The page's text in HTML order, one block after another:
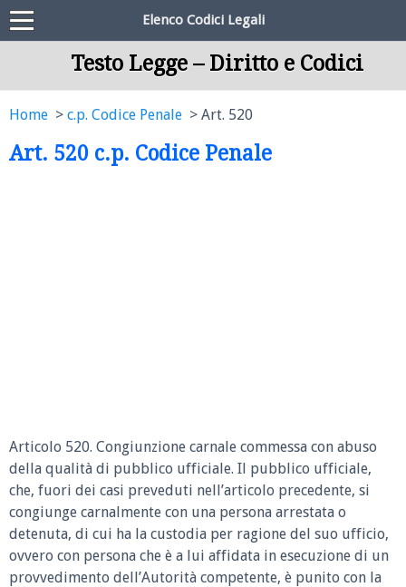
Elenco Codici Legali
Testo Legge – Diritto e Codici
Home c.p. Codice Penale Art. 520
Art. 520 c.p. Codice Penale
Articolo 520. Congiunzione carnale commessa con abuso
della qualità di pubblico ufficiale. Il pubblico ufficiale,
che, fuori dei casi preveduti nell’articolo precedente, si
congiunge carnalmente con una persona arrestata o
detenuta, di cui ha la custodia per ragione del suo ufficio,
ovvero con persona che è a lui affidata in esecuzione di un
provvedimento dell’Autorità competente, è punito con la